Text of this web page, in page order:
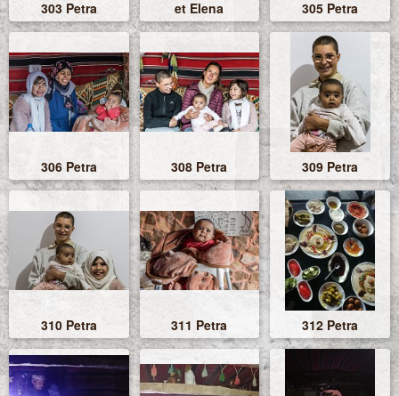
303 Petra
et Elena
305 Petra
306 Petra 308 Petra 309 Petra
310 Petra 311 Petra 312 Petra